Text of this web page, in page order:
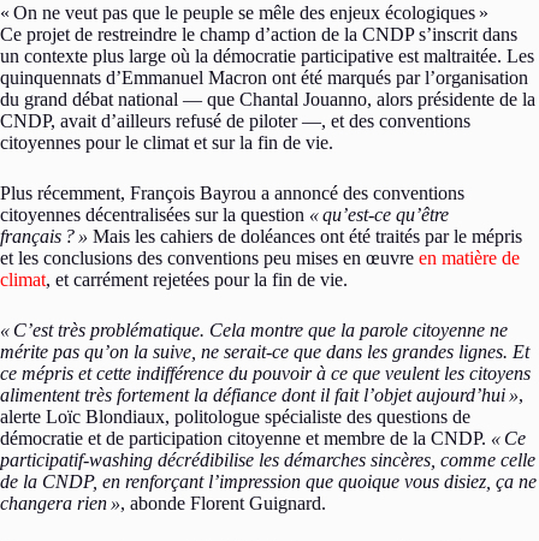
« On ne veut pas que le peuple se mêle des enjeux écologiques »
Ce projet de restreindre le champ d’action de la CNDP s’inscrit dans
un contexte plus large où la démocratie participative est maltraitée. Les
quinquennats d’Emmanuel Macron ont été marqués par l’organisation
du grand débat national — que Chantal Jouanno, alors présidente de la
CNDP, avait d’ailleurs refusé de piloter —, et des conventions
citoyennes pour le climat et sur la fin de vie.
Plus récemment, François Bayrou a annoncé des conventions
citoyennes décentralisées sur la question «qu’est-ce qu’être
français ? » Mais les cahiers de doléances ont été traités par le mépris
et les conclusions des conventions peu mises en œuvre en matière de
climat, et carrément rejetées pour la fin de vie.
« C’est très problématique. Cela montre que la parole citoyenne ne
mérite pas qu’on la suive, ne serait-ce que dans les grandes lignes. Et
ce mépris et cette indifférence du pouvoir à ce que veulent les citoyens
alimentent très fortement la défiance dont il fait l’objet aujourd’hui »,
alerte Loïc Blondiaux, politologue spécialiste des questions de
démocratie et de participation citoyenne et membre de la CNDP. « Ce
participatif-washing décrédibilise les démarches sincères, comme celle
de la CNDP, en renforçant l’impression que quoique vous disiez, ça ne
changera rien », abonde Florent Guignard.